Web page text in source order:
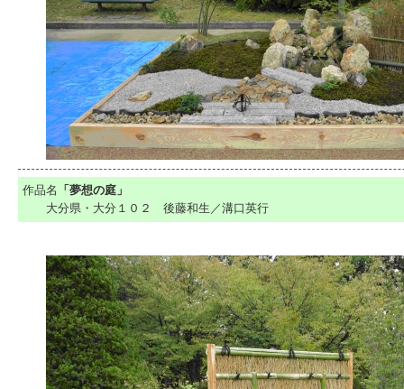
作品名 「夢想の庭」
大分県・大分１０２ 後藤和生／溝口英行